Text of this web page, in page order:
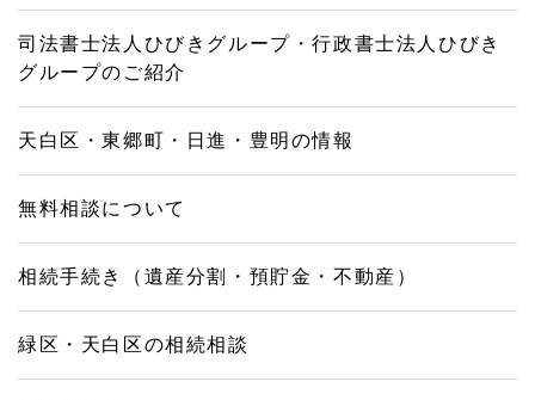
司法書士法人ひびきグループ・行政書士法人ひびき
グループのご紹介
天白区・東郷町・日進・豊明の情報
無料相談について
相続手続き（遺産分割・預貯金・不動産）
緑区・天白区の相続相談